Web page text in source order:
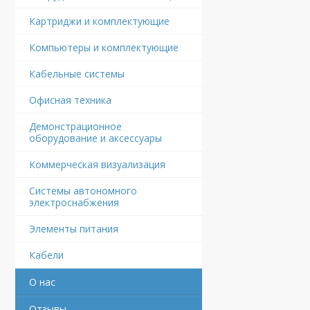
Картриджи и комплектующие
Компьютеры и комплектующие
Кабельные системы
Офисная техника
Демонстрационное
оборудование и аксессуары
Коммерческая визуализация
Системы автономного
электроснабжения
Элементы питания
Кабели
О нас